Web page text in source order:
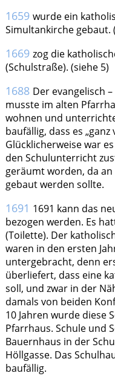
1659 wurde ein
Simultankirche gebaut.
1669 zog die
(Schulstraße). (siehe 5)
1688 Der evangelisch
musste im alten
wohnen und
baufällig, dass es
Glücklicherweise war
den Schulunterricht
geräumt worden, da an
gebaut werden sollte.
1691 1691 kann das
bezogen werden. Es
(Toilette). Der
waren in den ersten
untergebracht, denn
überliefert, dass eine
soll, und zwar in der
damals von beiden
10 Jahren wurde diese
Pfarrhaus. Schule und
Bauernhaus in der
Höllgasse. Das
baufällig.